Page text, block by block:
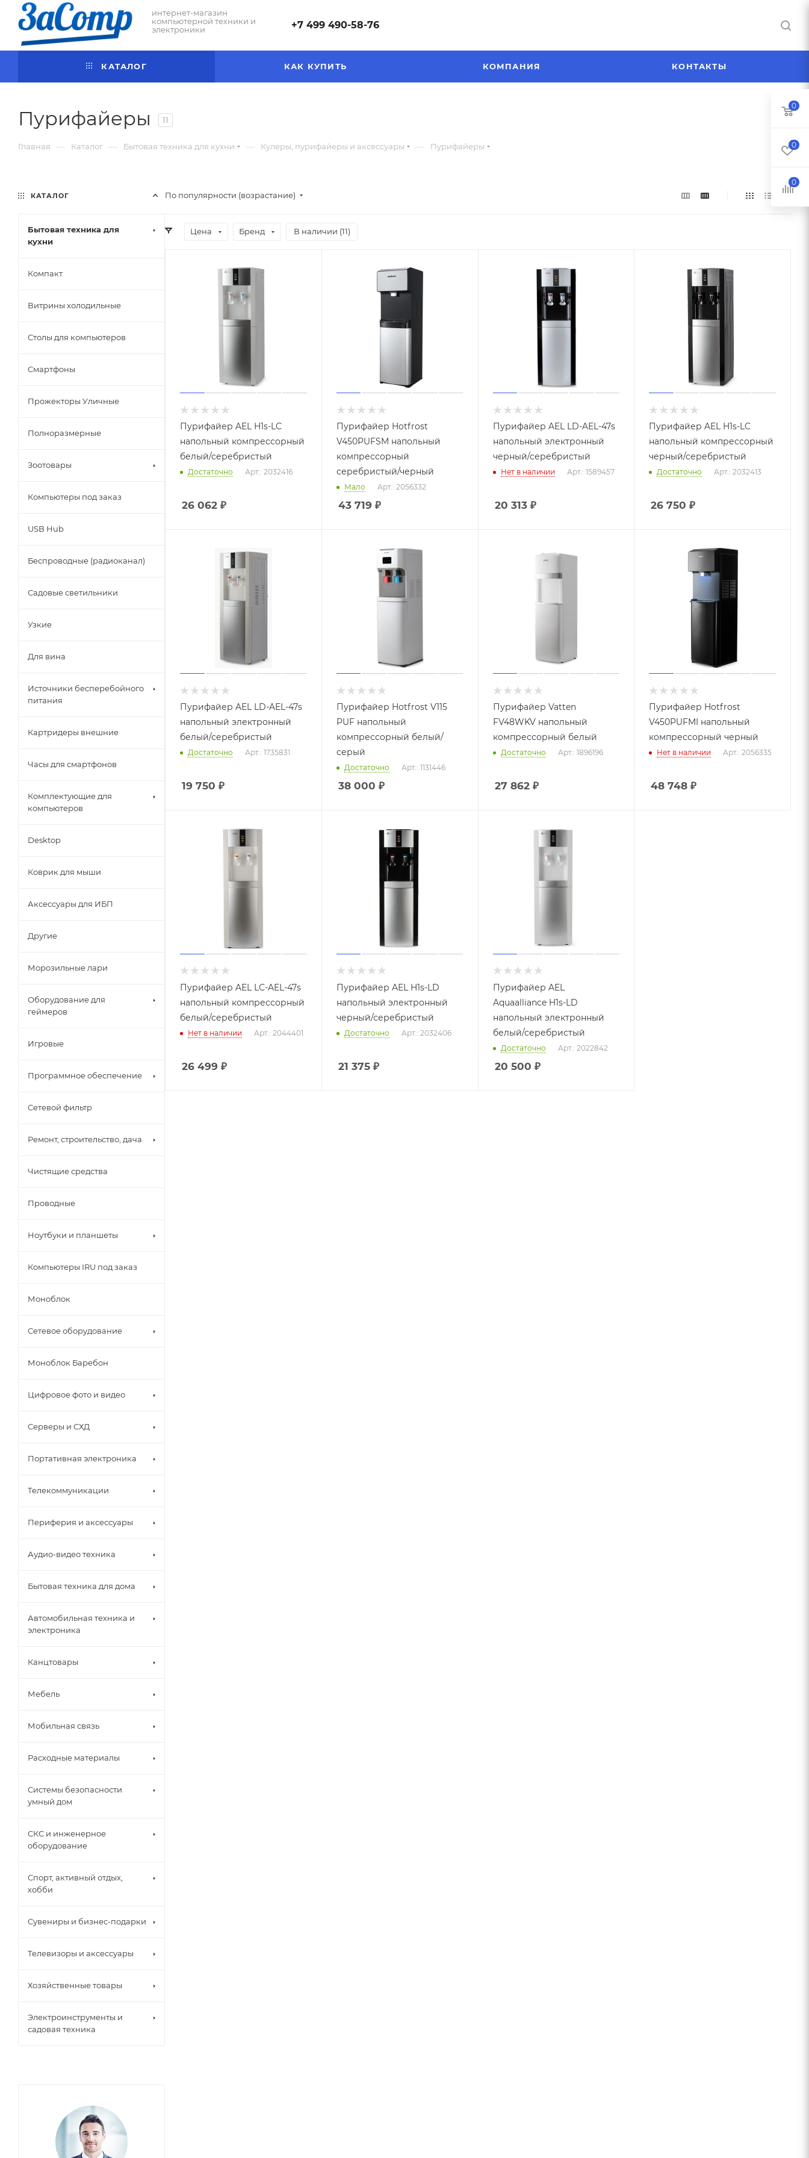
интернет-магазин
компьютерной техники и
электроники
+7 499 490-58-76
КАТАЛОГ КАК КУПИТЬ КОМПАНИЯ КОНТАКТЫ
Пурифайеры 11
Главная — Каталог — Бытовая техника для кухни — Кулеры, пурифайеры и аксессуары — Пурифайеры
По популярности (возрастание)
Цена Бренд В наличии (11)
Пурифайер AEL H1s-LС
напольный компрессорный
белый/серебристый
Достаточно Арт.: 2032416
26 062 ₽
Пурифайер Hotfrost
V450PUFSM напольный
компрессорный
серебристый/черный
Мало Арт.: 2056332
43 719 ₽
Пурифайер AEL LD-AEL-47s
напольный электронный
черный/серебристый
Нет в наличии Арт.: 1589457
20 313₽
Пурифайер AEL H1s-LC
напольный компрессорный
черный/серебристый
Достаточно Арт.: 2032413
26 750 ₽
Пурифайер AEL LD-AEL-47s
напольный электронный
белый/серебристый
Достаточно Арт.: 1735831
19 750 ₽
Пурифайер Hotfrost V115
PUF напольный
компрессорный белый/
серый
Достаточно Арт.: 1131446
38 000 ₽
Пурифайер Vatten
FV48WKV напольный
компрессорный белый
Достаточно Арт.: 1896196
27 862₽
Пурифайер Hotfrost
V450PUFMI напольный
компрессорный черный
Нет в наличии Арт.: 2056335
48 748 ₽
Пурифайер AEL LС-AEL-47s
напольный компрессорный
белый/серебристый
Нет в наличии Арт.: 2044401
26 499 ₽
Пурифайер AEL H1s-LD
напольный электронный
черный/серебристый
Достаточно Арт.: 2032406
21 375₽
Пурифайер AEL
Aquaalliance H1s-LD
напольный электронный
белый/серебристый
Достаточно Арт.: 2022842
20 500 ₽
КАТАЛОГ
Бытовая техника для
кухни
Компакт
Витрины холодильные
Столы для компьютеров
Смартфоны
Прожекторы Уличные
Полноразмерные
Зоотовары
Компьютеры под заказ
USB Hub
Беспроводные (радиоканал)
Садовые светильники
Узкие
Для вина
Источники бесперебойного
питания
Картридеры внешние
Часы для смартфонов
Комплектующие для
компьютеров
Desktop
Коврик для мыши
Аксессуары для ИБП
Другие
Морозильные лари
Оборудование для
геймеров
Игровые
Программное обеспечение
Сетевой фильтр
Ремонт, строительство, дача
Чистящие средства
Проводные
Ноутбуки и планшеты
Компьютеры IRU под заказ
Моноблок
Сетевое оборудование
Моноблок Баребон
Цифровое фото и видео
Серверы и СХД
Портативная электроника
Телекоммуникации
Периферия и аксессуары
Аудио-видео техника
Бытовая техника для дома
Автомобильная техника и
электроника
Канцтовары
Мебель
Мобильная связь
Расходные материалы
Системы безопасности
умный дом
СКС и инженерное
оборудование
Спорт, активный отдых,
хобби
Сувениры и бизнес-подарки
Телевизоры и аксессуары
Хозяйственные товары
Электроинструменты и
садовая техника
0
0
0